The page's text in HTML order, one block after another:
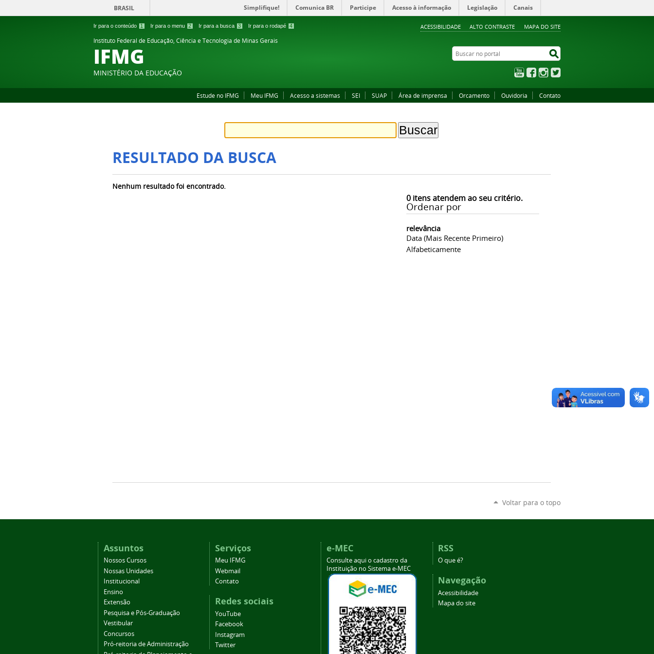
Ir para o conteúdo 1 Ir para o menu 2 Ir para a busca 3 Ir para o rodapé 4 ACESSIBILIDADE ALTO CONTRASTE MAPA DO SITE
BRASIL Simplifique! Comunica BR Participe Acesso à informação Legislação Canais
Instituto Federal de Educação, Ciência e Tecnologia de Minas Gerais
IFMG
MINISTÉRIO DA EDUCAÇÃO
Buscar no portal
YouTubeFacebookInstagram
Estude no IFMG Meu IFMG Acesso a sistemas SEI SUAP Área de imprensa Orcamento Ouvidoria Contato
RESULTADO DA BUSCA
0itens atendem ao seu critério.
Ordenar por
relevância
Data (mais Recente Primeiro)
Alfabeticamente
Nenhum resultado foi encontrado.
Voltar para o topo
Assuntos
Nossos Cursos
Nossas Unidades
Institucional
Ensino
Extensão
Pesquisa e Pós-Graduação
Vestibular
Concursos
Pró-reitoria de Administração
Serviços
Meu IFMG
Webmail
Contato
Redes sociais
YouTube
Facebook
Instagram
Twitter
e-MEC
Consulte aqui o cadastro da
Instituição no Sistema e-MEC
RSS
O que é?
Navegação
Acessibilidade
Mapa do site